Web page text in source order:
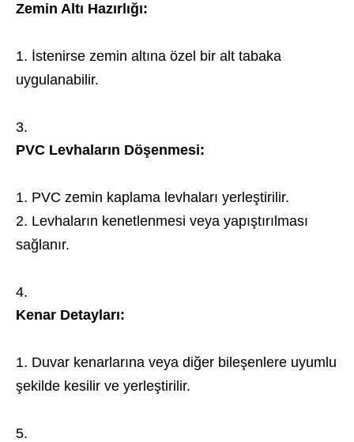
Zemin Altı Hazırlığı:
İstenirse zemin altına özel bir alt tabaka
uygulanabilir.
PVC Levhaların Döşenmesi:
PVC zemin kaplama levhaları yerleştirilir.
Levhaların kenetlenmesi veya yapıştırılması
sağlanır.
Kenar Detayları:
Duvar kenarlarına veya diğer bileşenlere uyumlu
şekilde kesilir ve yerleştirilir.